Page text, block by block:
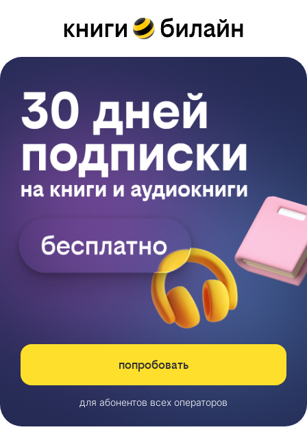
попробовать
для абонентов всех операторов